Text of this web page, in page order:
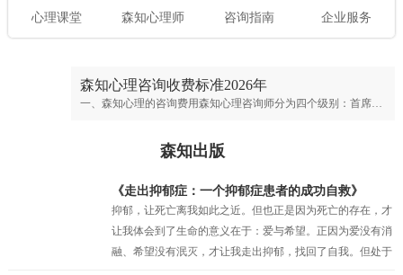
心理课堂 森知心理师 咨询指南 企业服务
森知心理咨询收费标准2026年
一、森知心理的咨询费用森知心理咨询师分为四个级别：首席专家；专家级别；资深级别；普通级别。首席心理专家：￥900元/50分钟；专家心理咨询师：￥700元/50分钟；资深心理咨询师：￥500元/50分钟；普通心理咨询师：300元/50分钟。
森知出版
《走出抑郁症：一个抑郁症患者的成功自救》
抑郁，让死亡离我如此之近。但也正是因为死亡的存在，才
让我体会到了生命的意义在于：爱与希望。正因为爱没有消
融、希望没有泯灭，才让我走出抑郁，找回了自我。但处于